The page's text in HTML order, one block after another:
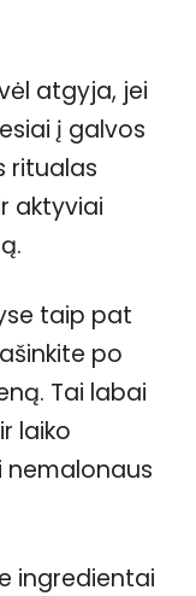
atgyja, jei
į galvos
ritualas
aktyviai
taip pat
po
Tai labai
laiko
ingredientai